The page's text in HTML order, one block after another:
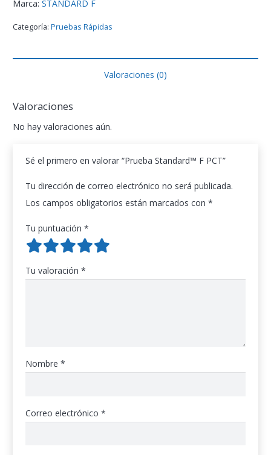
Marca: STANDARD F
Categoría: Pruebas Rápidas
Valoraciones (0)
Valoraciones
No hay valoraciones aún.
Sé el primero en valorar “Prueba Standard™ F PCT”
Tu dirección de correo electrónico no será publicada.
Los campos obligatorios están marcados con *
Tu puntuación *
Tu valoración *
Nombre *
Correo electrónico *